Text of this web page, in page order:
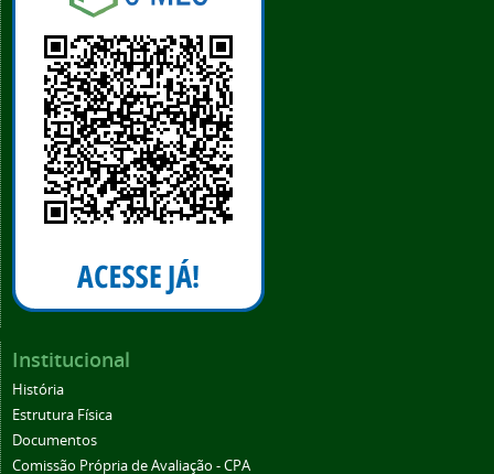
Institucional
História
Estrutura Física
Documentos
Comissão Própria de Avaliação - CPA